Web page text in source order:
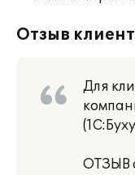
Отзыв
Для
ОТЗЫВ